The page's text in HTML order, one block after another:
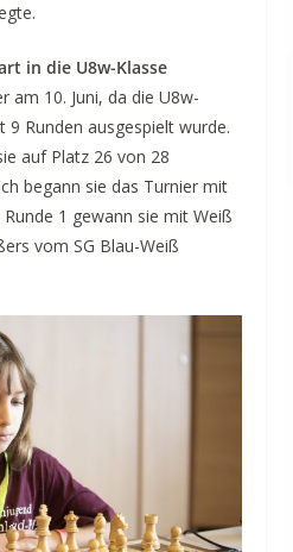
in die U8w-Klasse
am 10. Juni, da die U8w-
Runden ausgespielt wurde.
auf Platz 26 von 28
begann sie das Turnier mit
1 gewann sie mit Weiß
vom SG Blau-Weiß